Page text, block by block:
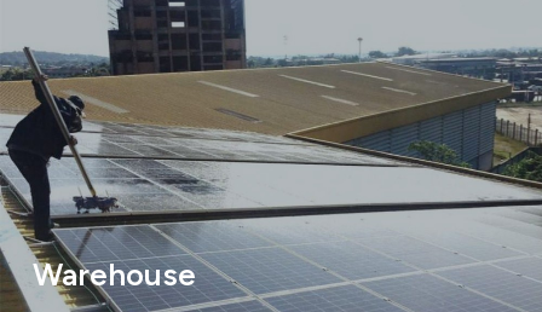
Warehouse